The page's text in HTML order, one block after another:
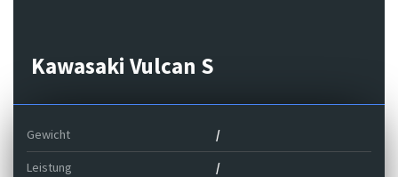
Kawasaki Vulcan S
Gewicht /
Leistung /